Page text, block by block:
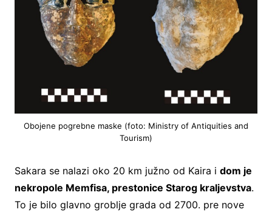
Obojene pogrebne maske (foto: Ministry of Antiquities and
Tourism)
Sakara se nalazi oko 20 km južno od Kaira i dom je
nekropole Memfisa, prestonice Starog kraljevstva.
To je bilo glavno groblje grada od 2700. pre nove